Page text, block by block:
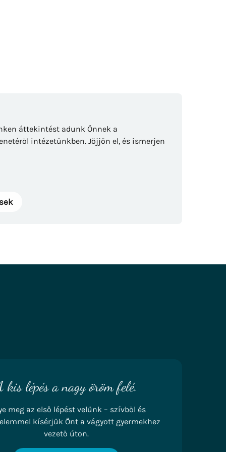
áttekintést adunk Önnek a
intézetünkben. Jöjjön el, és ismerjen
kis lépés a nagy öröm felé.
meg az első lépést velünk – szívből és
kísérjük Önt a vágyott gyermekhez
vezető úton.